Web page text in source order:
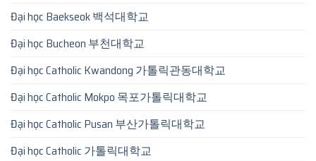
Đại học Baekseok 백석대학교
Đại học Bucheon 부천대학교
Đại học Catholic Kwandong 가톨릭관동대학교
Đại học Catholic Mokpo 목포가톨릭대학교
Đại học Catholic Pusan 부산가톨릭대학교
Đại học Catholic 가톨릭대학교